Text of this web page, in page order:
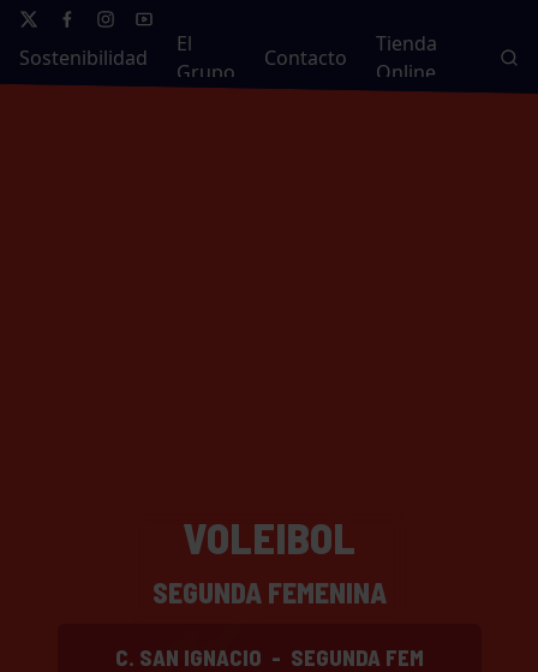
Sostenibilidad
El
Grupo
Contacto
Tienda
Online
VOLEIBOL
SEGUNDA FEMENINA
C. SAN IGNACIO - SEGUNDA FEM